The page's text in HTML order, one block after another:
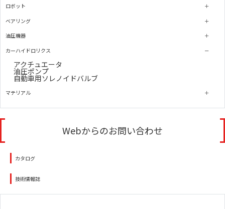
ロボット
ベアリング
油圧機器
カーハイドロリクス
アクチュエータ
油圧ポンプ
自動車用ソレノイドバルブ
マテリアル
Webからのお問い合わせ
カタログ
技術情報誌